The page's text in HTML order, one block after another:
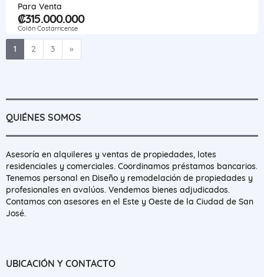
Para Venta
₡315.000.000
Colón Costarricense
1 2 3 »
QUIÉNES SOMOS
Asesoría en alquileres y ventas de propiedades, lotes
residenciales y comerciales. Coordinamos préstamos bancarios.
Tenemos personal en Diseño y remodelación de propiedades y
profesionales en avalúos. Vendemos bienes adjudicados.
Contamos con asesores en el Este y Oeste de la Ciudad de San
José.
UBICACIÓN Y CONTACTO